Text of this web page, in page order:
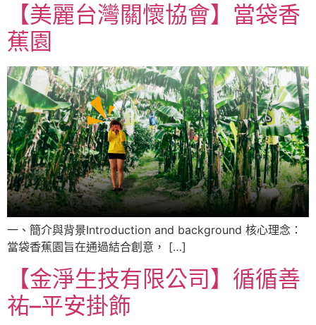
【美麗台灣關懷協會】當袋香
蕉園
一、簡介與背景Introduction and background 核心理念：
當袋香蕉園旨在通過結合創意， […]
【金淨生技有限公司】循循善
祐–平安掛飾